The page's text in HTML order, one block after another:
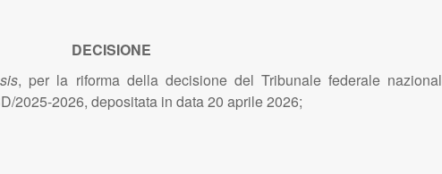
DECISIONE
, per la riforma della decisione del Tribunale federale
2025-2026, depositata in data 20 aprile 2026;